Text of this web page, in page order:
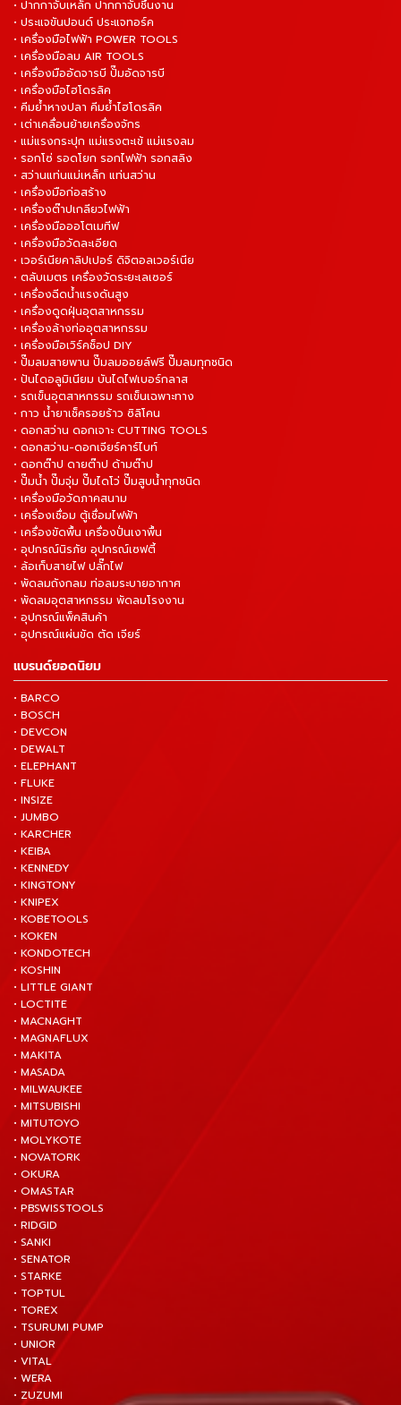
• ปากกาจับเหล็ก ปากกาจับชิ้นงาน
• ประแจขันปอนด์ ประแจทอร์ค
• เครื่องมือไฟฟ้า POWER TOOLS
• เครื่องมือลม AIR TOOLS
• เครื่องมืออัดจารบี ปั๊มอัดจารบี
• เครื่องมือไฮโดรลิค
• คีมย้ำหางปลา คีมย้ำไฮโดรลิค
• เต่าเคลื่อนย้ายเครื่องจักร
• แม่แรงกระปุก แม่แรงตะเข้ แม่แรงลม
• รอกโซ่ รอดโยก รอกไฟฟ้า รอกสลิง
• สว่านแท่นแม่เหล็ก แท่นสว่าน
• เครื่องมือก่อสร้าง
• เครื่องต๊าปเกลียวไฟฟ้า
• เครื่องมือออโตเมทีฟ
• เครื่องมือวัดละเอียด
• เวอร์เนียคาลิปเปอร์ ดิจิตอลเวอร์เนีย
• ตลับเมตร เครื่องวัดระยะเลเซอร์
• เครื่องฉีดน้ำแรงดันสูง
• เครื่องดูดฝุ่นอุตสาหกรรม
• เครื่องล้างท่ออุตสาหกรรม
• เครื่องมือเวิร์คช็อป DIY
• ปั๊มลมสายพาน ปั๊มลมออยล์ฟรี ปั๊มลมทุกชนิด
• ปันไดอลูมิเนียม บันไดไฟเบอร์กลาส
• รถเข็นอุตสาหกรรม รถเข็นเฉพาะทาง
• กาว น้ำยาเช็ครอยร้าว ซิลิโคน
• ดอกสว่าน ดอกเจาะ CUTTING TOOLS
• ดอกสว่าน-ดอกเจียร์คาร์ไบท์
• ดอกต๊าป ดายต๊าป ด้ามต๊าป
• ปั๊มน้ำ ปั๊มจุ่ม ปั๊มไดโว่ ปั๊มสูบน้ำทุกชนิด
• เครื่องมือวัดภาคสนาม
• เครื่องเชื่อม ตู้เชื่อมไฟฟ้า
• เครื่องขัดพื้น เครื่องปั่นเงาพื้น
• อุปกรณ์นิรภัย อุปกรณ์เซฟตี้
• ล้อเก็บสายไฟ ปลั๊กไฟ
• พัดลมถังกลม ท่อลมระบายอากาศ
• พัดลมอุตสาหกรรม พัดลมโรงงาน
• อุปกรณ์แพ็คสินค้า
• อุปกรณ์แผ่นขัด ตัด เจียร์
แบรนด์ยอดนิยม
• BARCO
• BOSCH
• DEVCON
• DEWALT
• ELEPHANT
• FLUKE
• INSIZE
• JUMBO
• KARCHER
• KEIBA
• KENNEDY
• KINGTONY
• KNIPEX
• KOBETOOLS
• KOKEN
• KONDOTECH
• KOSHIN
• LITTLE GIANT
• LOCTITE
• MACNAGHT
• MAGNAFLUX
• MAKITA
• MASADA
• MILWAUKEE
• MITSUBISHI
• MITUTOYO
• MOLYKOTE
• NOVATORK
• OKURA
• OMASTAR
• PBSWISSTOOLS
• RIDGID
• SANKI
• SENATOR
• STARKE
• TOPTUL
• TOREX
• TSURUMI PUMP
• UNIOR
• VITAL
• WERA
• ZUZUMI